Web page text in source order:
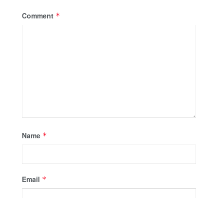
Comment *
Name *
Email *